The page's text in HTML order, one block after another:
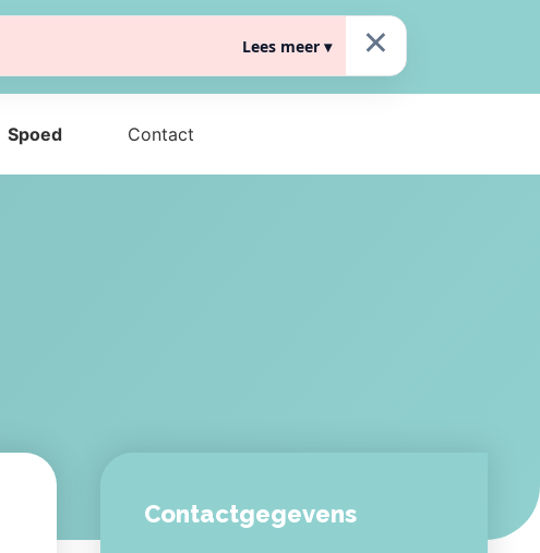
×
Lees meer ▾
Fransebaan 604, 5627JM Eindhoven
Spoed Contact
Contactgegevens